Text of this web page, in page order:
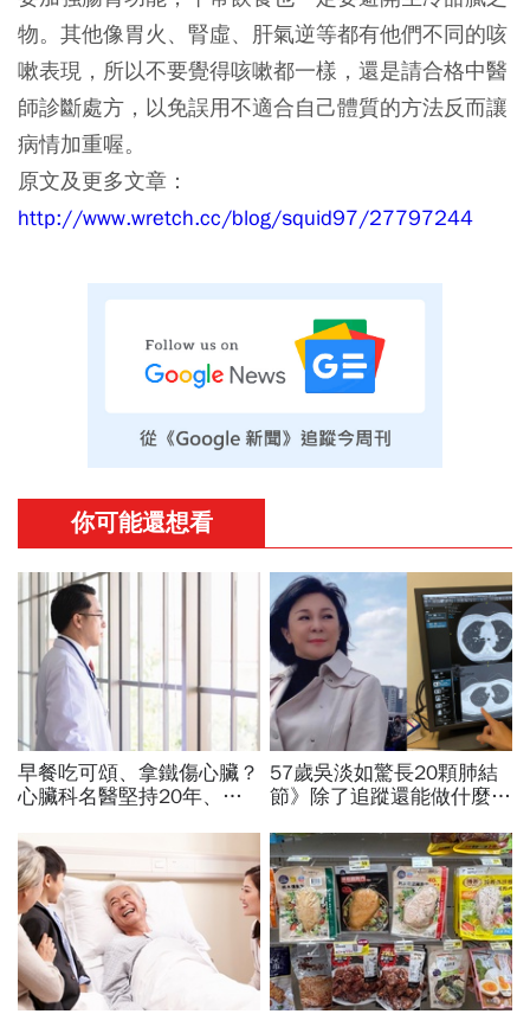
物。其他像胃火、腎虛、肝氣逆等都有他們不同的咳
嗽表現，所以不要覺得咳嗽都一樣，還是請合格中醫
師診斷處方，以免誤用不適合自己體質的方法反而讓
病情加重喔。
原文及更多文章：
http://www.wretch.cc/blog/squid97/27797244